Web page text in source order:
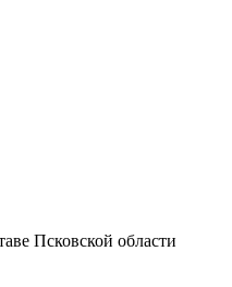
Псковской области